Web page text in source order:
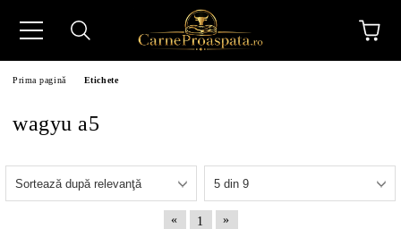
Prima pagină Etichete
wagyu a5
« 1
»